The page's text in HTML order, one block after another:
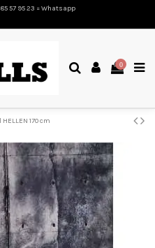
57 95 23 = Whatsapp
0
170 cm